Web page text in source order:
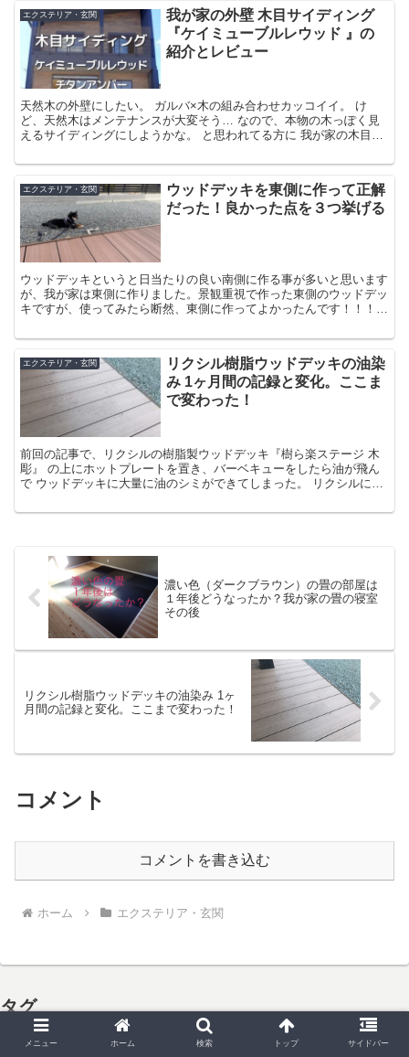
エクステリア・玄関
我が家の外壁 木目サイディング
『ケイミューブルレウッド 』の
紹介とレビュー
天然木の外壁にしたい。 ガルバ×木の組み合わせカッコイイ。 け
ど、天然木はメンテナンスが大変そう… なので、本物の木っぽく見
えるサイディングにしようかな。 と思われてる方に 我が家の木目サ
エクステリア・玄関
ウッドデッキを東側に作って正解
だった！良かった点を３つ挙げる
ウッドデッキというと日当たりの良い南側に作る事が多いと思います
が、我が家は東側に作りました。景観重視で作った東側のウッドデッ
キですが、使ってみたら断然、東側に作ってよかったんです！！！使
エクステリア・玄関
リクシル樹脂ウッドデッキの油染
み 1ヶ月間の記録と変化。ここま
で変わった！
前回の記事で、リクシルの樹脂製ウッドデッキ『樹ら楽ステージ 木
彫』 の上にホットプレートを置き、バーベキューをしたら油が飛ん
で ウッドデッキに大量に油のシミができてしまった。 リクシルに問
濃い色（ダークブラウン）の畳の部屋は
１年後どうなったか？我が家の畳の寝室
その後
リクシル樹脂ウッドデッキの油染み 1ヶ
月間の記録と変化。ここまで変わった！
コメント
コメントを書き込む
ホーム エクステリア・玄関
タグ
リクシル 柴犬 収納 計画段階 間取り失敗
メニュー ホーム 検索 トップ サイドバー